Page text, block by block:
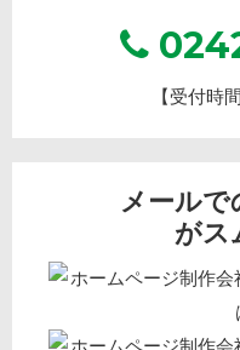
【受付時
メールで
がス